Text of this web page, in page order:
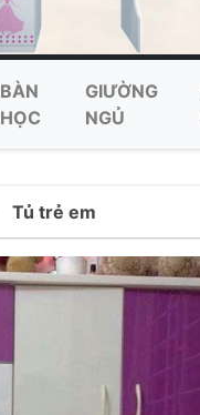
BÀN
HỌC
GIƯỜNG
NGỦ
Tủ trẻ em